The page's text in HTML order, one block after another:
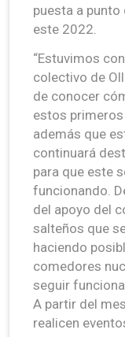
puesta a
este 2022.
“Estuvimos
colectivo de
de conocer
estos
además que
continuará
para que este
funcionando.
del apoyo del
salteños que
haciendo
comedores
seguir
A partir del
realicen